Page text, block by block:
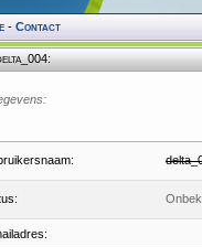
- Contact